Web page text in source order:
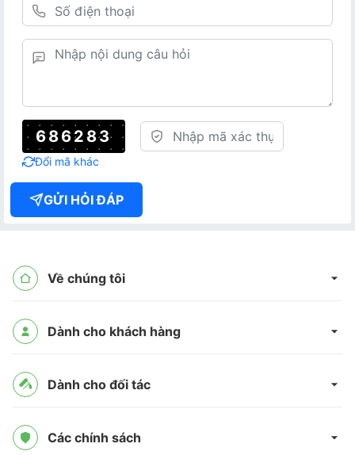
686283
Đổi mã khác
GỬI HỎI ĐÁP
Về chúng tôi
Dành cho khách hàng
Dành cho đối tác
Các chính sách